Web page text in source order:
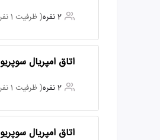
2 نفره ( ظرفیت 1 نفر اضافه دارد )
اتاق امپریال
2 نفره ( ظرفیت 1 نفر اضافه دارد )
اتاق امپریال